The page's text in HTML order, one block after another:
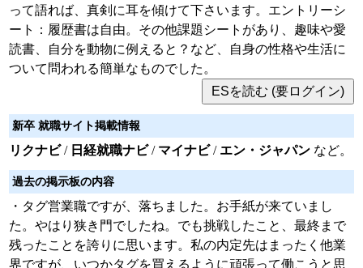
って語れば、真剣に耳を傾けて下さいます。エントリーシ
ート：履歴書は自由。その他課題シートがあり、趣味や愛
読書、自分を動物に例えると？など、自身の性格や生活に
ついて問われる簡単なものでした。
新卒 就職サイト掲載情報
リクナビ/ 日経就職ナビ/ マイナビ/ エン・ジャパン など。
過去の掲示板の内容
・タグ営業職ですが、落ちました。お手紙が来ていまし
た。やはり狭き門でしたね。でも挑戦したこと、最終まで
残ったことを誇りに思います。私の内定先はまったく他業
界ですが、いつかタグを買えるように頑張って働こうと思